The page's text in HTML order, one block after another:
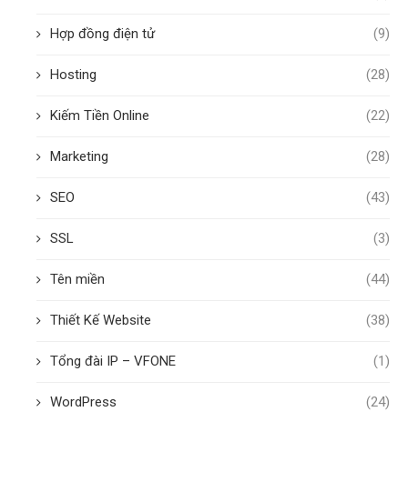
Hợp đồng điện tử (9)
Hosting (28)
Kiếm Tiền Online (22)
Marketing (28)
SEO (43)
SSL (3)
Tên miền (44)
Thiết Kế Website (38)
Tổng đài IP – VFONE (1)
WordPress (24)